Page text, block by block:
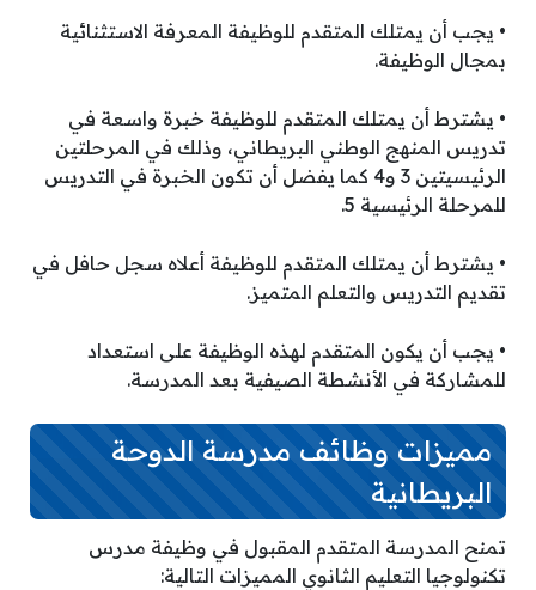
• يجب أن يمتلك المتقدم للوظيفة المعرفة الاستثنائية
بمجال الوظيفة.
• يشترط أن يمتلك المتقدم للوظيفة خبرة واسعة في
تدريس المنهج الوطني البريطاني، وذلك في المرحلتين
الرئيسيتين 3 و4 كما يفضل أن تكون الخبرة في التدريس
للمرحلة الرئيسية 5.
• يشترط أن يمتلك المتقدم للوظيفة أعلاه سجل حافل في
تقديم التدريس والتعلم المتميز.
• يجب أن يكون المتقدم لهذه الوظيفة على استعداد
للمشاركة في الأنشطة الصيفية بعد المدرسة.
مميزات وظائف مدرسة الدوحة
البريطانية
تمنح المدرسة المتقدم المقبول في وظيفة مدرس
تكنولوجيا التعليم الثانوي المميزات التالية: